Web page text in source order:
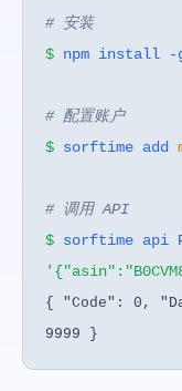
# 安装
$ npm install
# 配置账户
$ sorftime add
# 调用 API
$ sorftime api
{ "Code": 0,
9999 }